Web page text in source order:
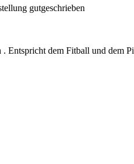
gutgeschrieben
dem Fitball und dem